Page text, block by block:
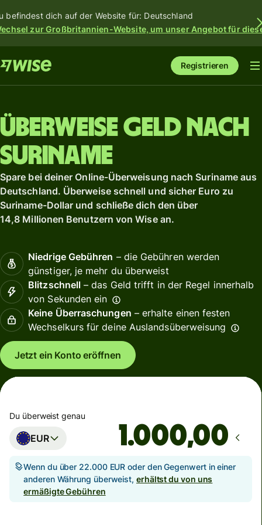
befindest dich auf der Website für: Deutschland
zur Großbritannien-Website, um unser Angebot für
Registrieren
Überweise Geld nach
Suriname
Spare bei deiner Online-Überweisung nach Suriname aus
Deutschland. Überweise schnell und sicher Euro zu
Suriname-Dollar und schließe dich den über
14,8 Millionen Benutzern von Wise an.
Niedrige Gebühren – die Gebühren werden
günstiger, je mehr du überweist
Blitzschnell – das Geld trifft in der Regel innerhalb
von Sekunden ein
Keine Überraschungen – erhalte einen festen
Wechselkurs für deine Auslandsüberweisung
Jetzt ein Konto eröffnen
Du überweist genau
EUR ,00
Wenn du über 22.000 EUR oder den Gegenwert in einer
anderen Währung überweist, erhältst du von uns
ermäßigte Gebühren